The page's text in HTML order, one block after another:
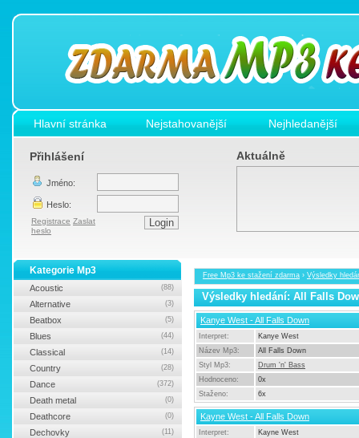
Hlavní stránka Nejstahovanější Nejhledanější
Přihlášení
Jméno:
Heslo:
Registrace Zaslat
heslo
Aktuálně
Free Mp3 ke stažení zdarma › Výsledky
Výsledky hledání: All Falls
Kanye West - All Falls Down
Interpret:
Kanye West
Název Mp3:
All Falls Down
Styl Mp3:
Drum 'n' Bass
Hodnoceno:
0x
Staženo:
6x
Kayne West - All Falls Down
Interpret:
Kayne West
Kategorie Mp3
Acoustic (88)
Alternative (3)
Beatbox (5)
Blues (44)
Classical (14)
Country (28)
Dance (372)
Death metal (0)
Deathcore (0)
Dechovky (11)